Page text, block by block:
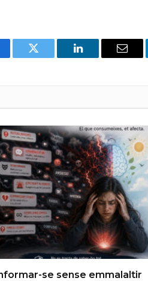
Twitter LinkedIn Email
se sense emmalaltir